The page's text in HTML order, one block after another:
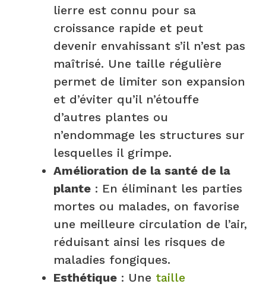
lierre est connu pour sa
croissance rapide et peut
devenir envahissant s’il n’est pas
maîtrisé. Une taille régulière
permet de limiter son expansion
et d’éviter qu’il n’étouffe
d’autres plantes ou
n’endommage les structures sur
lesquelles il grimpe.
Amélioration de la santé de la
plante : En éliminant les parties
mortes ou malades, on favorise
une meilleure circulation de l’air,
réduisant ainsi les risques de
maladies fongiques.
Esthétique : Une taille